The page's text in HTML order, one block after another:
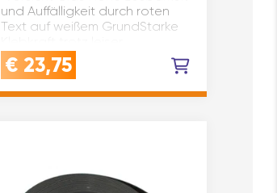
und Auffälligkeit durch roten
Text auf weißem GrundStarke
Abrollung.Haftet auf den
meisten Karton- und Pap…
€ 23,75